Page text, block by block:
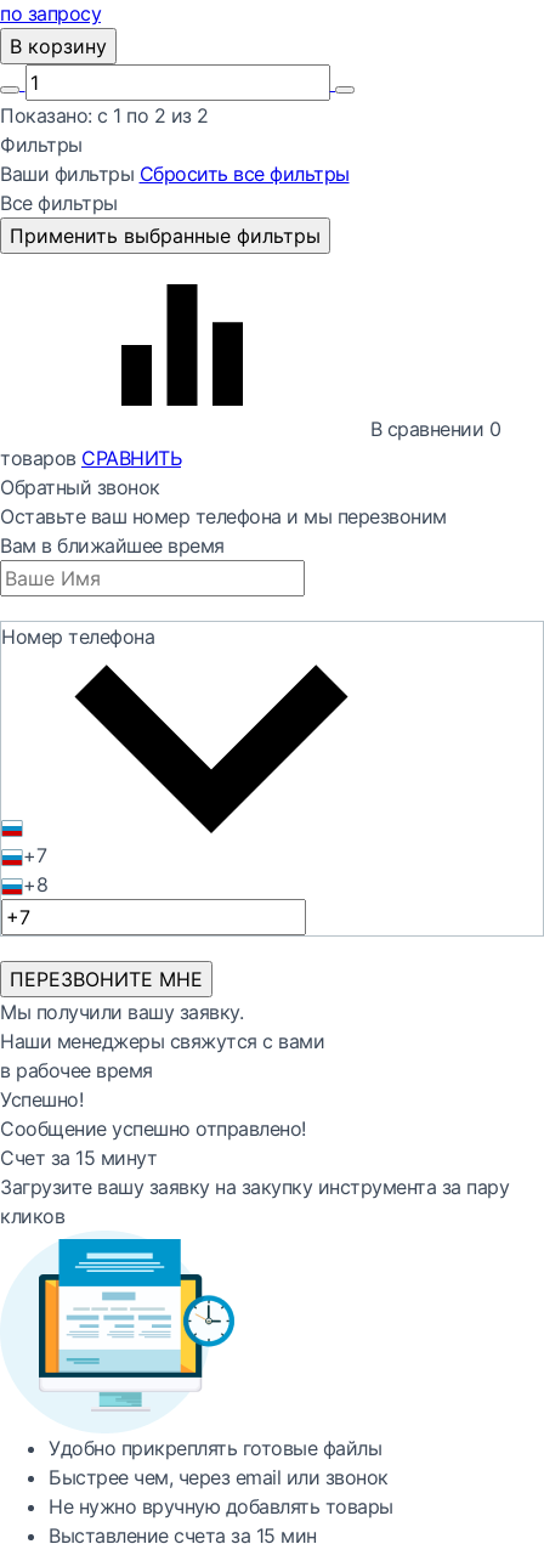
по запросу
В корзину
Показано: с 1 по 2 из 2
Фильтры
Ваши фильтры Сбросить все фильтры
Все фильтры
Применить выбранные фильтры
В сравнении 0
товаров СРАВНИТЬ
Обратный звонок
Оставьте ваш номер телефона и мы перезвоним
Вам в ближайшее время
Номер телефона
+7
+8
ПЕРЕЗВОНИТЕ МНЕ
Мы получили вашу заявку.
Наши менеджеры свяжутся с вами
в рабочее время
Успешно!
Сообщение успешно отправлено!
Счет за 15 минут
Загрузите вашу заявку на закупку инструмента за пару
кликов
Удобно прикреплять готовые файлы
Быстреечем, через email или звонок
Не нужно вручную добавлять товары
Выставление счета за 15 мин